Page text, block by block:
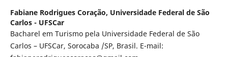
Fabiane Rodrigues Coração, Universidade Federal de São
Carlos - UFSCar
Bacharel em Turismo pela Universidade Federal de São
Carlos – UFSCar, Sorocaba /SP, Brasil. E-mail: